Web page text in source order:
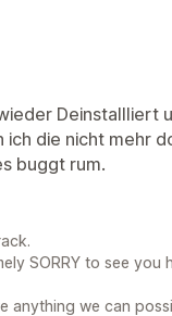
Deinstallliert
die nicht mehr
buggt rum.
SORRY to see you
anything we can